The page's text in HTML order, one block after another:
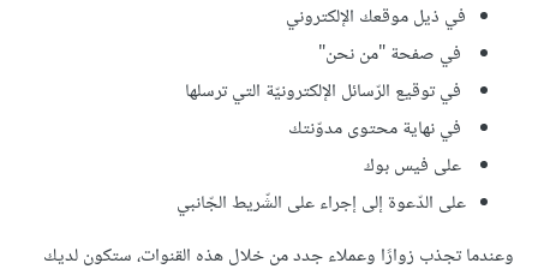
في ذيل موقعك الإلكتروني
في صفحة "من نحن"
في توقيع الرّسائل الإلكترونيّة التي ترسلها
في نهاية محتوى مدوّنتك
على فيس بوك
على الدّعوة إلى إجراء على الشّريط الجّانبي
وعندما تجذب زوارًا وعملاء جدد من خلال هذه القنوات، ستكون لديك